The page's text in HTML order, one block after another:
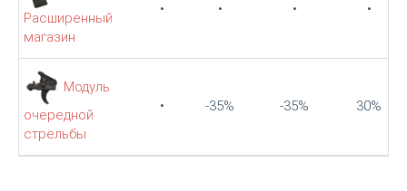
Расширенный
магазин
• • • •
Модуль
очередной
стрельбы
• -35% -35% 30%